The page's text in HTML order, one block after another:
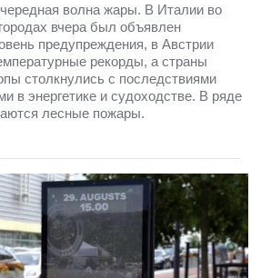
волна жары. В Италии во
вчера был объявлен
предупреждения, в Австрии
рекорды, а страны
столкнулись с последствиями
в энергетике и судоходстве. В ряде
лесные пожары.